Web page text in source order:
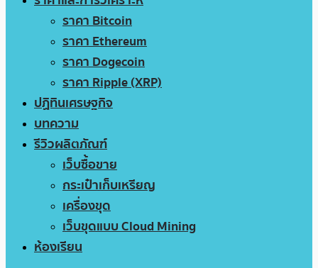
ราคา Bitcoin
ราคา Ethereum
ราคา Dogecoin
ราคา Ripple (XRP)
ปฏิทินเศรษฐกิจ
บทความ
รีวิวผลิตภัณฑ์
เว็บซื้อขาย
กระเป๋าเก็บเหรียญ
เครื่องขุด
เว็บขุดแบบ Cloud Mining
ห้องเรียน